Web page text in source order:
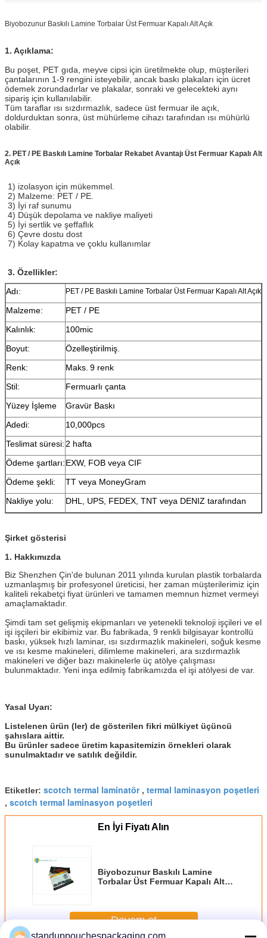
Biyobozunur Baskılı Lamine Torbalar Üst Fermuar Kapalı Alt Açık
1. Açıklama:
Bu poşet, PET gıda, meyve cipsi için üretilmekte olup, müşterileri
çantalarının 1-9 rengini isteyebilir, ancak baskı plakaları için ücret
ödemek zorundadırlar ve plakalar, sonraki ve gelecekteki aynı
sipariş için kullanılabilir.
Tüm taraflar ısı sızdırmazlık, sadece üst fermuar ile açık,
doldurduktan sonra, üst mühürleme cihazı tarafından ısı mühürlü
olabilir.
2. PET / PE Baskılı Lamine Torbalar Rekabet Avantajı Üst Fermuar Kapalı Alt
Açık
1) izolasyon için mükemmel.
2) Malzeme: PET / PE.
3) İyi raf sunumu
4) Düşük depolama ve nakliye maliyeti
5) İyi sertlik ve şeffaflık
6) Çevre dostu dost
7) Kolay kapatma ve çoklu kullanımlar
3. Özellikler:
Adı:
PET / PE Baskılı Lamine Torbalar Üst Fermuar Kapalı Alt Açık
Malzeme:
PET / PE
Kalınlık:
100mic
Boyut:
Özelleştirilmiş.
Renk:
Maks. 9 renk
Stil:
Fermuarlı çanta
Yüzey İşleme
Gravür Baskı
Adedi:
10,000pcs
Teslimat süresi: 2 hafta
Ödeme şartları:EXW, FOB veya CIF
Ödeme şekli:
TT veya MoneyGram
Nakliye yolu:
DHL, UPS, FEDEX, TNT veya DENIZ tarafından
Şirket gösterisi
1. Hakkımızda
Biz Shenzhen Çin'de bulunan 2011 yılında kurulan plastik torbalarda
uzmanlaşmış bir profesyonel üreticisi, her zaman müşterilerimiz için
kaliteli rekabetçi fiyat ürünleri ve tamamen memnun hizmet vermeyi
amaçlamaktadır.
Şimdi tam set gelişmiş ekipmanları ve yetenekli teknoloji işçileri ve el
işi işçileri bir ekibimiz var. Bu fabrikada, 9 renkli bilgisayar kontrollü
baskı, yüksek hızlı laminar, ısı sızdırmazlık makineleri, soğuk kesme
ve ısı kesme makineleri, dilimleme makineleri, ara sızdırmazlık
makineleri ve diğer bazı makinelerle üç atölye çalışması
bulunmaktadır. Yeni inşa edilmiş fabrikamızda el işi atölyesi de var.
Yasal Uyarı:
Listelenen ürün (ler) de gösterilen fikri mülkiyet üçüncü
şahıslara aittir.
Bu ürünler sadece üretim kapasitemizin örnekleri olarak
sunulmaktadır ve satılık değildir.
Etiketler: scotch termal laminatör, termal laminasyon poşetleri
, scotch termal laminasyon poşetleri
En İyi Fiyatı Alın
Biyobozunur Baskılı Lamine
Torbalar Üst Fermuar Kapalı Alt
Devam et
standuppouchespackaging.com